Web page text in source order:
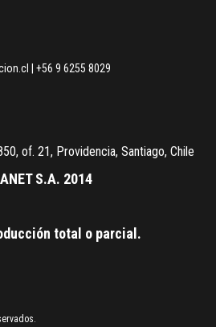
| +56 9 6255 8029
of. 21, Providencia, Santiago, Chile
S.A. 2014
total o parcial.